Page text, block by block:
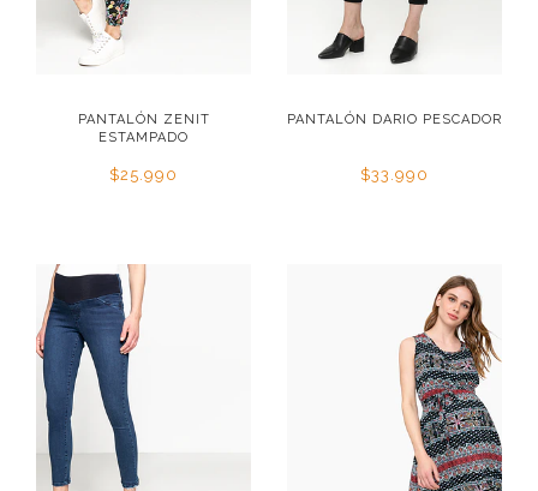
PANTALÓN ZENIT
ESTAMPADO
$25.990
PANTALÓN DARIO PESCADOR
$33.990